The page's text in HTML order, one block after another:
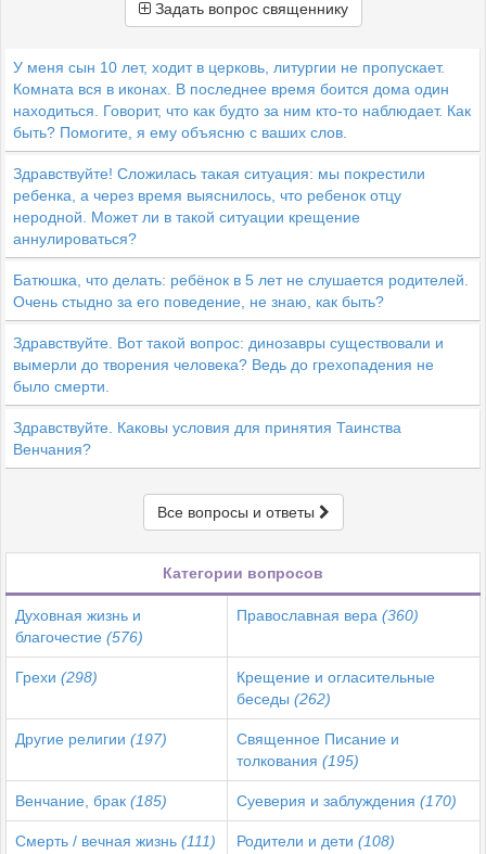
Задать вопрос священнику
У меня сын 10 лет, ходит в церковь, литургии не пропускает.
Комната вся в иконах. В последнее время боится дома один
находиться. Говорит, что как будто за ним кто-то наблюдает. Как
быть? Помогите, я ему объясню с ваших слов.
Здравствуйте! Сложилась такая ситуация: мы покрестили
ребенка, а через время выяснилось, что ребенок отцу
неродной. Может ли в такой ситуации крещение
аннулироваться?
Батюшка, что делать: ребёнок в 5 лет не слушается родителей.
Очень стыдно за его поведение, не знаю, как быть?
Здравствуйте. Вот такой вопрос: динозавры существовали и
вымерли до творения человека? Ведь до грехопадения не
было смерти.
Здравствуйте. Каковы условия для принятия Таинства
Венчания?
Все вопросы и ответы
Категории вопросов
Духовная жизнь и
благочестие (576)
Православная вера (360)
Грехи (298)
Крещение и огласительные
беседы (262)
Другие религии (197)
Священное Писание и
толкования (195)
Венчание, брак (185) Суеверия и заблуждения (170)
Смерть / вечная жизнь (111) Родители и дети (108)